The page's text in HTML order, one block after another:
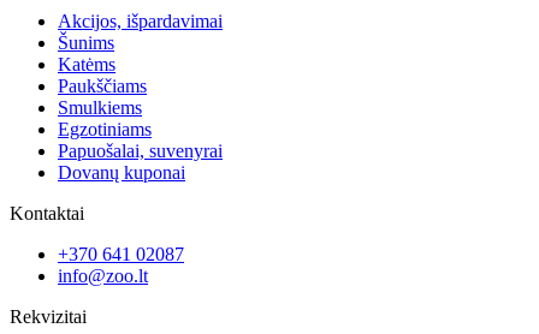
Akcijos, išpardavimai
Šunims
Katėms
Paukščiams
Smulkiems
Egzotiniams
Papuošalai, suvenyrai
Dovanų kuponai
Kontaktai
+370 641 02087
info@zoo.lt
Rekvizitai